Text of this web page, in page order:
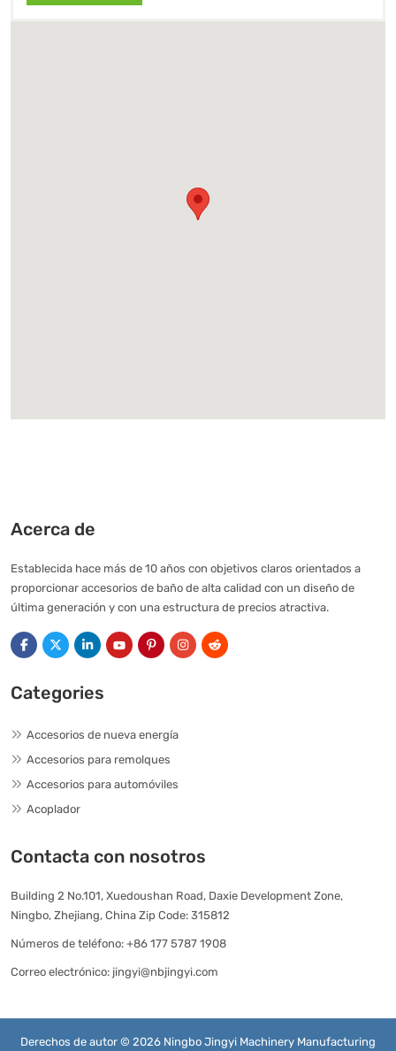
Acerca de
Establecida hace más de 10 años con objetivos claros orientados a
proporcionar accesorios de baño de alta calidad con un diseño de
última generación y con una estructura de precios atractiva.
Categories
Accesorios de nueva energía
Accesorios para remolques
Accesorios para automóviles
Acoplador
Contacta con nosotros
Building 2 No.101, Xuedoushan Road, Daxie Development Zone,
Ningbo, Zhejiang, China Zip Code: 315812
Números de teléfono: +86 177 5787 1908
Correo electrónico: jingyi@nbjingyi.com
Derechos de autor © 2026 Ningbo Jingyi Machinery Manufacturing